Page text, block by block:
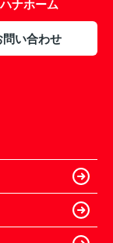
ナホーム
問い合わせ